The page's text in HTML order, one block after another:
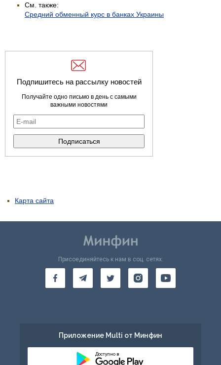
См. также:
Средний обменный курс в банках Украины
Подпишитесь на рассылку новостей
Получайте одно письмо в день с самыми
важными новостями
Карта сайта
Присоединяйтесь к нам в соц. сетях:
Приложение Multi от Минфин
Доступно в